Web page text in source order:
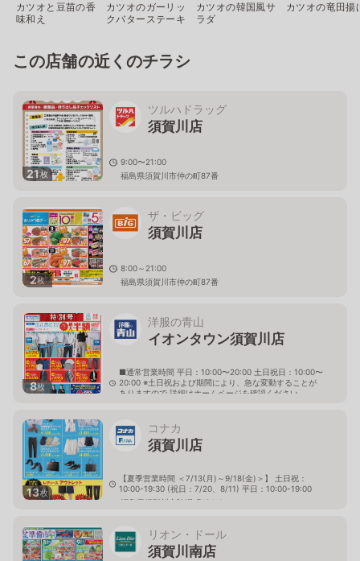
カツオと豆苗の香
味和え
カツオのガーリッ
クバターステーキ
カツオの韓国風サ
ラダ
カツオの竜田揚
この店舗の近くのチラシ
21枚
ツルハドラッグ
須賀川店
9:00〜21:00
福島県須賀川市仲の町87番
2枚
ザ・ビッグ
須賀川店
8:00～21:00
福島県須賀川市仲の町87番
8枚
洋服の青山
イオンタウン須賀川店
■通常営業時間 平日：10:00〜20:00 土日祝日：10:00〜
20:00 ※土日祝および期間により、急な変動することが
ありますので 詳細はホームページを確認ください
13枚
コナカ
須賀川店
【夏季営業時間 ＜7/13(月)～9/18(金)＞】 土日祝：
10:00-19:30 (祝日：7/20、8/11) 平日：10:00-19:00
福島県須賀川市陣場町134-1
リオン・ドール
須賀川南店